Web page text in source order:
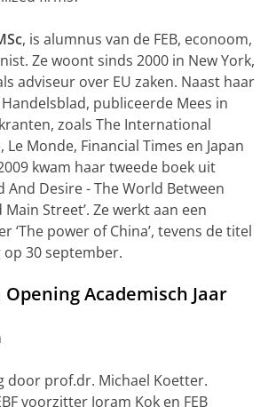
, is alumnus van de FEB, econoom,
Ze woont sinds 2000 in New York,
adviseur over EU zaken. Naast haar
publiceerde Mees in
zoals The International
Monde, Financial Times en Japan
kwam haar tweede boek uit
And Desire - The World Between
Street’. Ze werkt aan een
‘The power of China’, tevens de titel
30 september.
Academisch Jaar
door prof.dr. Michael Koetter.
voorzitter Joram Kok en FEB